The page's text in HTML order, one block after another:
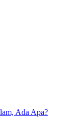
Ada Apa?